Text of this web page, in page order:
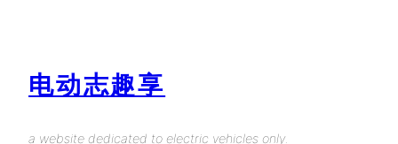
电动志趣享
a website dedicated to electric vehicles only.